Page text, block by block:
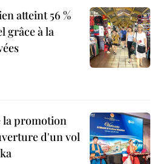
atteint 56 %
grâce à la
la promotion
d'un vol